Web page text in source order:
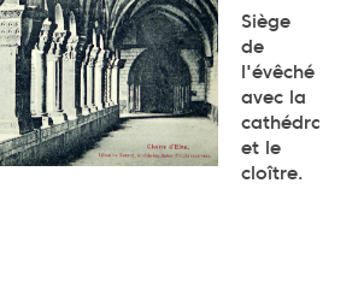
Siège
de
l'évêché
avec la
cathédrale
et le
cloître.